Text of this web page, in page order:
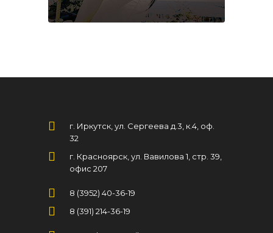
г. Иркутск, ул. Сергеева д.3, к.4, оф.
32
г. Красноярск, ул. Вавилова 1, стр. 39,
офис 207
8 (3952) 40-36-19
8 (391) 214-36-19